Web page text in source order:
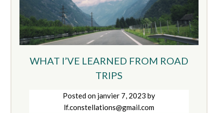
WHAT I’VE LEARNED FROM ROAD
TRIPS
Posted on janvier 7, 2023 by
lf.constellations@gmail.com